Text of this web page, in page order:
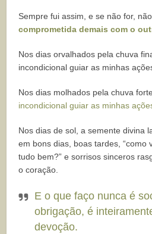
Sempre fui assim, e se não for,
comprometida demais com o
Nos dias orvalhados pela chuva
incondicional guiar as minhas
Nos dias molhados pela chuva
incondicional guiar as minhas
Nos dias de sol, a semente divina
em bons dias, boas tardes, “como
tudo bem?” e sorrisos sinceros
o coração.
E o que faço nunca é
obrigação, é
devoção.